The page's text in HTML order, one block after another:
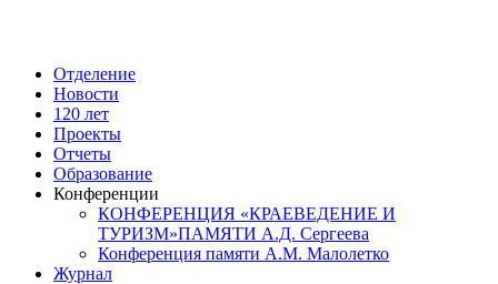
Отделение
Новости
120 лет
Проекты
Отчеты
Образование
Конференции
КОНФЕРЕНЦИЯ «КРАЕВЕДЕНИЕ И
ТУРИЗМ»ПАМЯТИ А.Д. Сергеева
Конференция памяти А.М. Малолетко
Журнал